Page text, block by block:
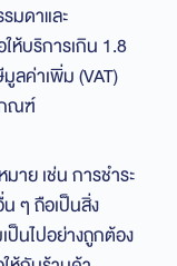
มดาและ
ห้บริการเกิน 1.8
ลค่าเพิ่ม (VAT)
กณฑ์
าย เช่น การชำระ
ๆ ถือเป็นสิ่ง
นไปอย่างถูกต้อง